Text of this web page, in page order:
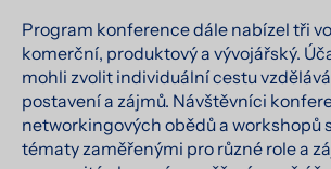
Program konference dále nabízel tři
komerční, produktový a vývojářský.
mohli zvolit individuální cestu
postavení a zájmů. Návštěvníci
networkingových obědů a workshopů
tématy zaměřenými pro různé role a